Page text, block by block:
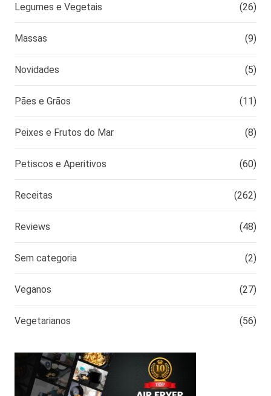
Legumes e Vegetais (26)
Massas (9)
Novidades (5)
Pães e Grãos (11)
Peixes e Frutos do Mar (8)
Petiscos e Aperitivos (60)
Receitas (262)
Reviews (48)
Sem categoria (2)
Veganos (27)
Vegetarianos (56)